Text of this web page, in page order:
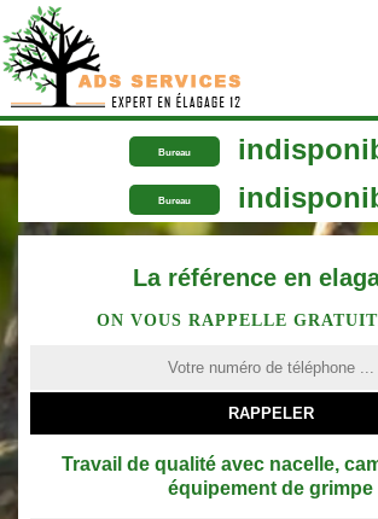
Bureau
Bureau
La référence en
ON VOUS RAPPELLE
Travail de qualité avec nacelle,
équipement de grimpe